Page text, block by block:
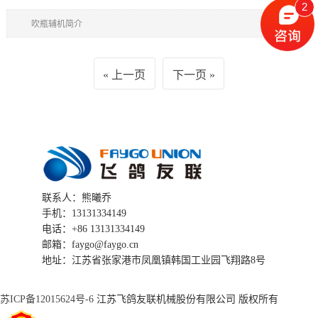
吹瓶辅机简介
上一页 下一页
联系人：熊曦乔
手机：13131334149
电话：+86 13131334149
邮箱：faygo@faygo.cn
地址：江苏省张家港市凤凰镇韩国工业园飞翔路8号
苏ICP备12015624号-6 江苏飞鸽友联机械股份有限公司 版权所有
2